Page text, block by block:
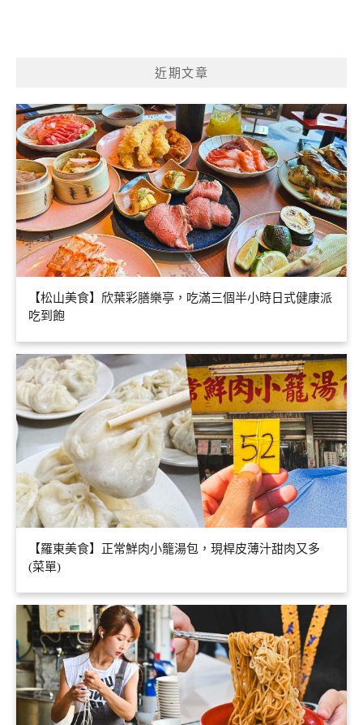
近期文章
【松山美食】欣葉彩膳樂亭，吃滿三個半小時日式健康派
吃到飽
【羅東美食】正常鮮肉小籠湯包，現桿皮薄汁甜肉又多
(菜單)